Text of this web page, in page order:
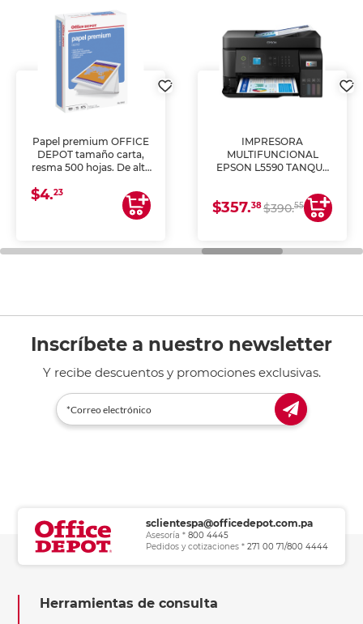
Papel premium OFFICE
DEPOT tamaño carta,
resma 500 hojas. De alta
uniforme, ideal para
impresoras de inyección
de tinta y láser,
general de oficina.
$4.23
IMPRESORA
MULTIFUNCIONAL
EPSON L5590 TANQUE
COPIA Y ESCANEA)
$357.38$390.55
Inscríbete a nuestro newsletter
Y recibe descuentos y promociones exclusivas.
sclientespa@officedepot.com.pa
Asesoría * 800 4445
Pedidos y cotizaciones * 271 00 71/800 4444
Herramientas de consulta